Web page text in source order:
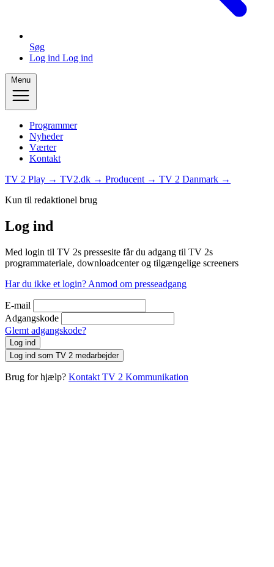
Søg
Log ind Log ind
Menu
Programmer
Nyheder
Værter
Kontakt
TV 2 Play → TV2.dk → Producent → TV 2 Danmark →
Kun til redaktionel brug
Log ind
Med login til TV 2s pressesite får du adgang til TV 2s
programmateriale, downloadcenter og tilgængelige screeners
Har du ikke et login? Anmod om presseadgang
E-mail
Adgangskode
Glemt adgangskode?
Log ind
Log ind som TV 2 medarbejder
Brug for hjælp? Kontakt TV 2 Kommunikation